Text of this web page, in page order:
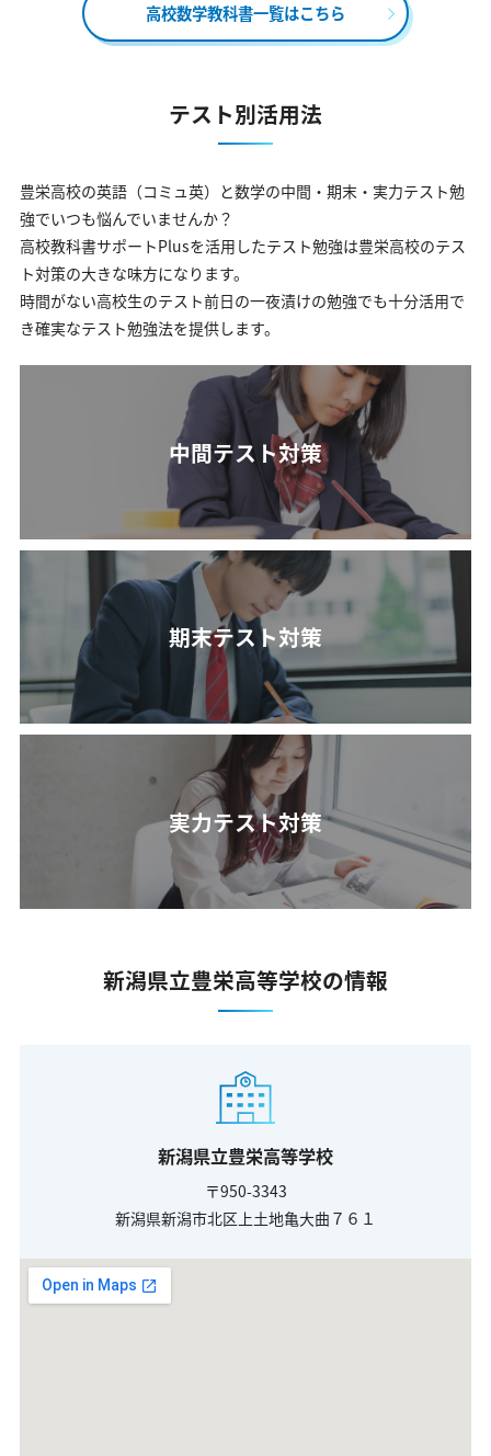
高校数学教科書一覧はこちら
テスト別活用法
豊栄高校の英語（コミュ英）と数学の中間・期末・実力テスト勉
強でいつも悩んでいませんか？
高校教科書サポートPlusを活用したテスト勉強は豊栄高校のテス
ト対策の大きな味方になります。
時間がない高校生のテスト前日の一夜漬けの勉強でも十分活用で
き確実なテスト勉強法を提供します。
中間テスト対策
期末テスト対策
実力テスト対策
新潟県立豊栄高等学校の情報
新潟県立豊栄高等学校
〒950-3343
新潟県新潟市北区上土地亀大曲７６１